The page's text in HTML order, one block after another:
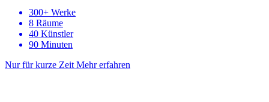
300+ Werke
8 Räume
40 Künstler
90 Minuten
Nur für kurze Zeit Mehr erfahren